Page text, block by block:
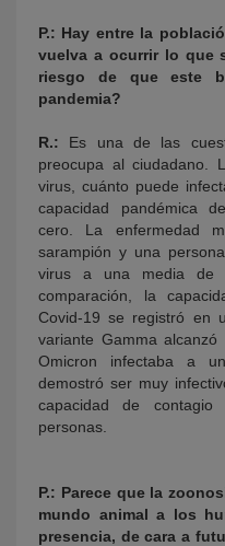
P.: Hay entre la
vuelva a ocurrir lo que
riesgo de que este
pandemia?
R.: Es una de las
preocupa al ciudadano.
virus, cuánto puede
capacidad pandémica
cero. La enfermedad
sarampión y una
virus a una media de
comparación, la
Covid-19 se registró en
variante Gamma
Omicron infectaba a
demostró ser muy
capacidad de
personas.
P.: Parece que la
mundo animal a los
presencia, de cara a